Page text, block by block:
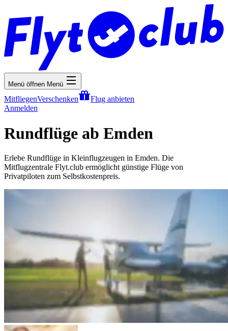
Menü öffnen Menü
MitfliegenVerschenken
Flug anbieten
Anmelden
Rundflüge ab Emden
Erlebe Rundflüge in Kleinflugzeugen in Emden. Die
Mitflugzentrale Flyt.club ermöglicht günstige Flüge von
Privatpiloten zum Selbstkostenpreis.